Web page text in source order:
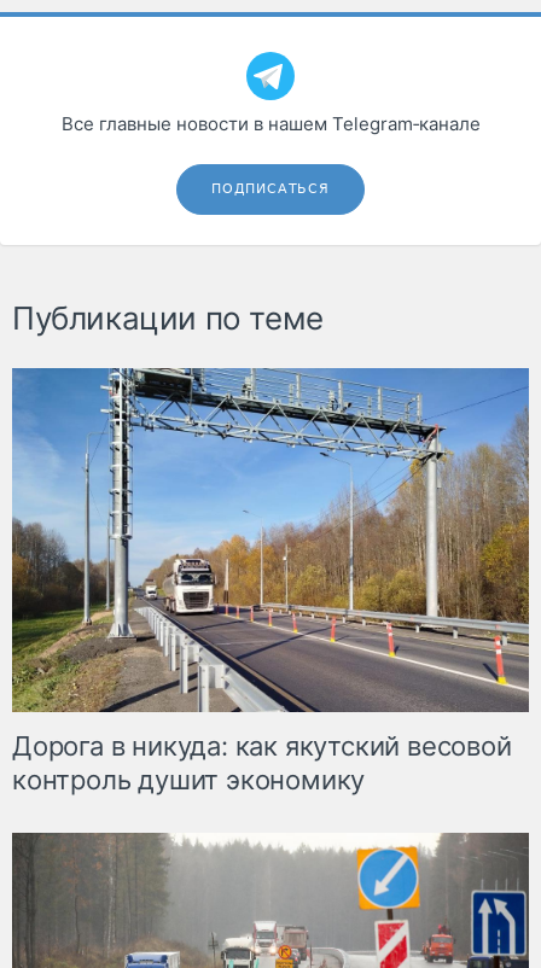
Все главные новости в нашем Telegram‑канале
ПОДПИСАТЬСЯ
Публикации по теме
Дорога в никуда: как якутский весовой
контроль душит экономику